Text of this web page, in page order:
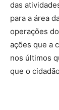
das
para a área
operações
ações que a
nos últimos
que o